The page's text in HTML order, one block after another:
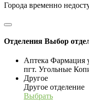
Города временно
Отделения Выбор
Аптека Фармация
пгт. Угольные
Другое
Другое отделение
Выбрать